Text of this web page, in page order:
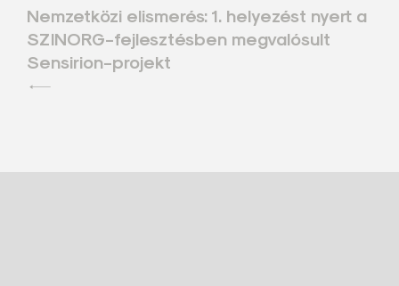
Bejegyzés
navigáció
Nemzetközi elismerés: 1. helyezést nyert a
SZINORG-fejlesztésben megvalósult
Sensirion-projekt